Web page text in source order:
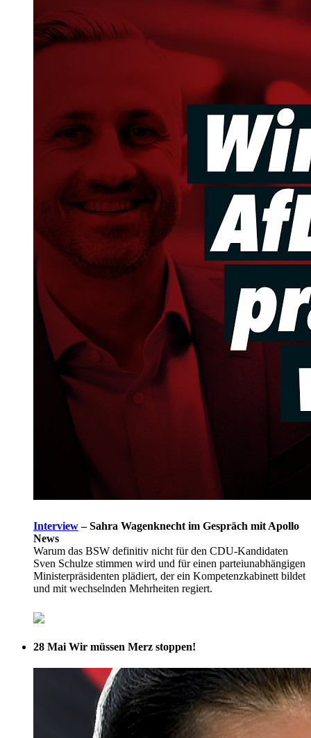
Interview– Sahra Wagenknecht im Gespräch mit Apollo
News
Warum das BSW definitiv nicht für den CDU-Kandidaten
Sven Schulze stimmen wird und für einen parteiunabhängigen
Ministerpräsidenten plädiert, der ein Kompetenzkabinett bildet
und mit wechselnden Mehrheiten regiert.
28 Mai Wir müssen Merz stoppen!